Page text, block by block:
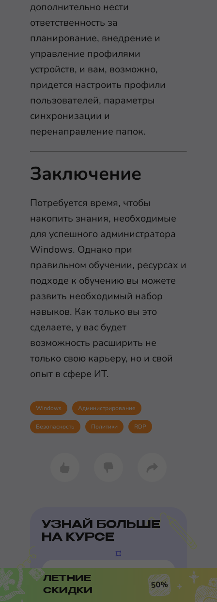
дополнительно нести
ответственность за
планирование, внедрение и
управление профилями
устройств, и вам, возможно,
придется настроить профили
пользователей, параметры
синхронизации и
перенаправление папок.
Заключение
Потребуется время, чтобы
накопить знания, необходимые
для успешного администратора
Windows. Однако при
правильном обучении, ресурсах и
подходе к обучению вы можете
развить необходимый набор
навыков. Как только вы это
сделаете, у вас будет
возможность расширить не
только свою карьеру, но и свой
опыт в сфере ИТ.
Windows Администрирование
Безопасность Политики RDP
УЗНАЙ БОЛЬШЕ
НА КУРСЕ
Онлайн-курс по Linux
Курс по Linux от Мерион Нетворкс -
ЛЕТНИЕ
СКИДКИ
50%